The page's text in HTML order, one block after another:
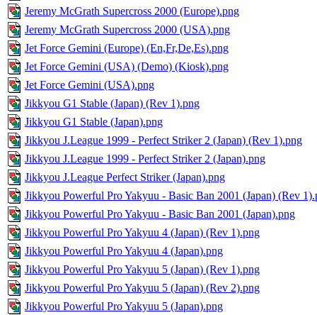
Jeremy McGrath Supercross 2000 (Europe).png
Jeremy McGrath Supercross 2000 (USA).png
Jet Force Gemini (Europe) (En,Fr,De,Es).png
Jet Force Gemini (USA) (Demo) (Kiosk).png
Jet Force Gemini (USA).png
Jikkyou G1 Stable (Japan) (Rev 1).png
Jikkyou G1 Stable (Japan).png
Jikkyou J.League 1999 - Perfect Striker 2 (Japan) (Rev 1).png
Jikkyou J.League 1999 - Perfect Striker 2 (Japan).png
Jikkyou J.League Perfect Striker (Japan).png
Jikkyou Powerful Pro Yakyuu - Basic Ban 2001 (Japan) (Rev
Jikkyou Powerful Pro Yakyuu - Basic Ban 2001 (Japan).png
Jikkyou Powerful Pro Yakyuu 4 (Japan) (Rev 1).png
Jikkyou Powerful Pro Yakyuu 4 (Japan).png
Jikkyou Powerful Pro Yakyuu 5 (Japan) (Rev 1).png
Jikkyou Powerful Pro Yakyuu 5 (Japan) (Rev 2).png
Jikkyou Powerful Pro Yakyuu 5 (Japan).png